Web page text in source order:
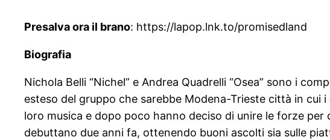
Presalva ora il brano: https://lapop.lnk.to/promisedland
Biografia
Nichola Belli “Nichel” e Andrea Quadrelli “Osea” sono i
esteso del gruppo che sarebbe Modena-Trieste città in cui
loro musica e dopo poco hanno deciso di unire le forze
debuttano due anni fa, ottenendo buoni ascolti sia sulle